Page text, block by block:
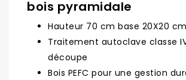
bois pyramidale
Hauteur 70 cm base 20X20
Traitement autoclave classe
découpe
Bois PEFC pour une gestion